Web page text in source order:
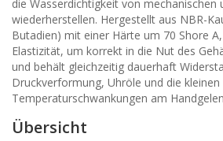
die Wasserdichtigkeit von mechanischen
wiederherstellen. Hergestellt aus NBR-
Butadien) mit einer Härte um 70 Shore
Elastizität, um korrekt in die Nut des
und behält gleichzeitig dauerhaft
Druckverformung, Uhröle und die kleinen
Temperaturschwankungen am
Übersicht